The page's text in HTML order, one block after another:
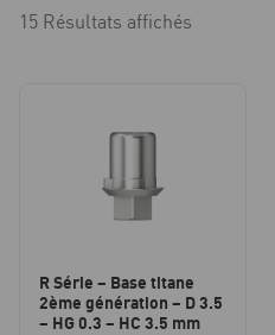
15 Résultats affichés
R Série – Base titane
2ème génération – D 3.5
– HG 0.3 – HC 3.5 mm